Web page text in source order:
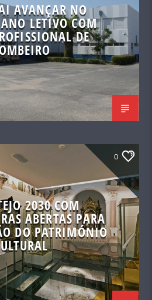
AVANÇAR NO
LETIVO COM
DE
0
2030 COM
ABERTAS PARA
DO PATRIMÓNIO